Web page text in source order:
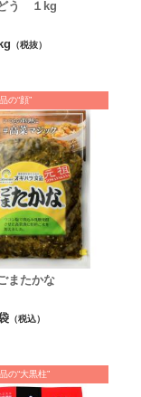
う １kg
（税抜）
の“顔”
またかな
（税込）
の“大黒柱”